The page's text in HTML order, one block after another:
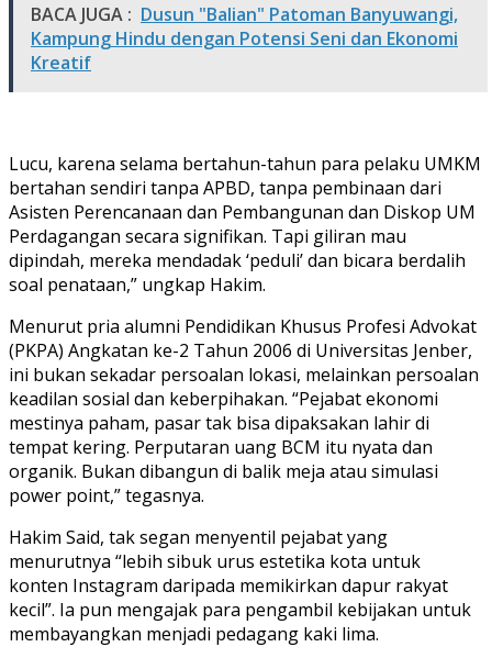
BACA JUGA : Dusun "Balian" Patoman Banyuwangi,
Kampung Hindu dengan Potensi Seni dan Ekonomi
Kreatif
Lucu, karena selama bertahun-tahun para pelaku UMKM
bertahan sendiri tanpa APBD, tanpa pembinaan dari
Asisten Perencanaan dan Pembangunan dan Diskop UM
Perdagangan secara signifikan. Tapi giliran mau
dipindah, mereka mendadak ‘peduli’ dan bicara berdalih
soal penataan,” ungkap Hakim.
Menurut pria alumni Pendidikan Khusus Profesi Advokat
(PKPA) Angkatan ke-2 Tahun 2006 di Universitas Jenber,
ini bukan sekadar persoalan lokasi, melainkan persoalan
keadilan sosial dan keberpihakan. “Pejabat ekonomi
mestinya paham, pasar tak bisa dipaksakan lahir di
tempat kering. Perputaran uang BCM itu nyata dan
organik. Bukan dibangun di balik meja atau simulasi
power point,” tegasnya.
Hakim Said, tak segan menyentil pejabat yang
menurutnya “lebih sibuk urus estetika kota untuk
konten Instagram daripada memikirkan dapur rakyat
kecil”. Ia pun mengajak para pengambil kebijakan untuk
membayangkan menjadi pedagang kaki lima.